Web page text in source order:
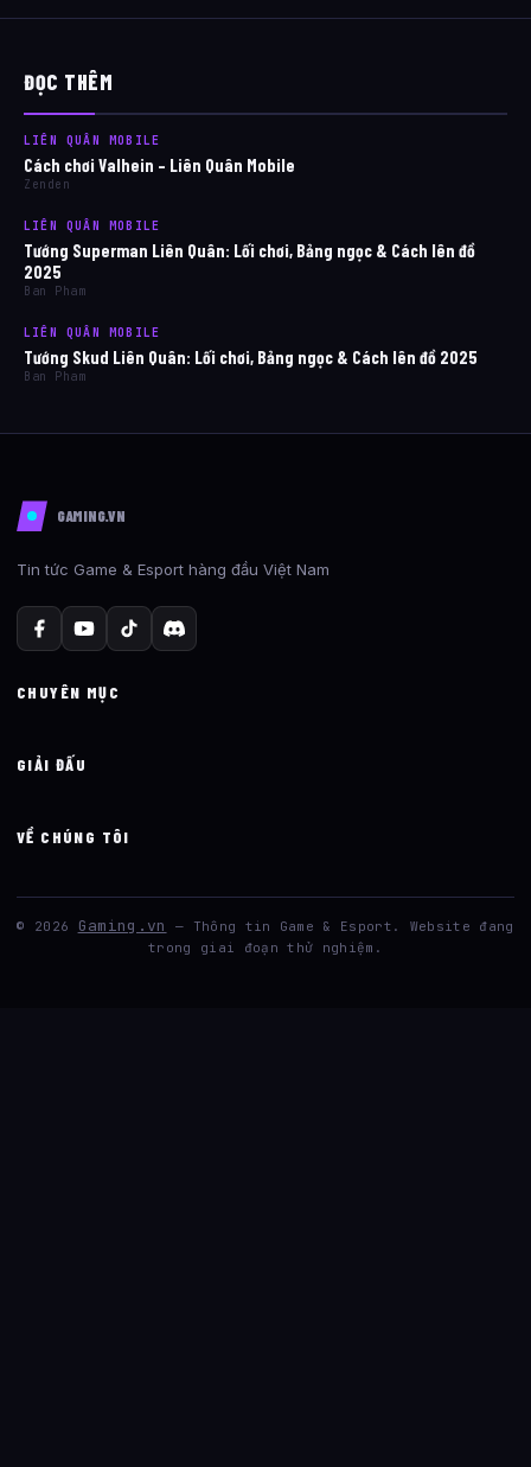
ĐỌC THÊM
LIÊN QUÂN MOBILE
Cách chơi Valhein – Liên Quân Mobile
Zenden
LIÊN QUÂN MOBILE
Tướng Superman Liên Quân: Lối chơi, Bảng ngọc & Cách lên đồ
2025
Ban Pham
LIÊN QUÂN MOBILE
Tướng Skud Liên Quân: Lối chơi, Bảng ngọc & Cách lên đồ 2025
Ban Pham
GAMING.VN
Tin tức Game & Esport hàng đầu Việt Nam
CHUYÊN MỤC
GIẢI ĐẤU
VỀ CHÚNG TÔI
© 2026 Gaming.vn
— Thông tin Game & Esport. Website đang
trong giai đoạn thử nghiệm.